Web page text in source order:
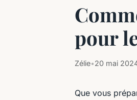
pour
Zélie•20 mai
Que vous